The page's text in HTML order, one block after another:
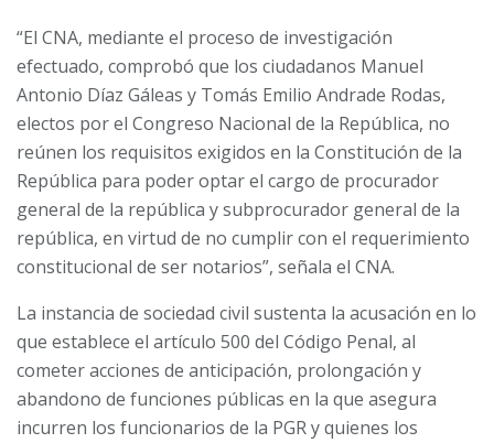
“El CNA, mediante el proceso de investigación
efectuado, comprobó que los ciudadanos Manuel
Antonio Díaz Gáleas y Tomás Emilio Andrade Rodas,
electos por el Congreso Nacional de la República, no
reúnen los requisitos exigidos en la Constitución de la
República para poder optar el cargo de procurador
general de la república y subprocurador general de la
república, en virtud de no cumplir con el requerimiento
constitucional de ser notarios”, señala el CNA.
La instancia de sociedad civil sustenta la acusación en lo
que establece el artículo 500 del Código Penal, al
cometer acciones de anticipación, prolongación y
abandono de funciones públicas en la que asegura
incurren los funcionarios de la PGR y quienes los